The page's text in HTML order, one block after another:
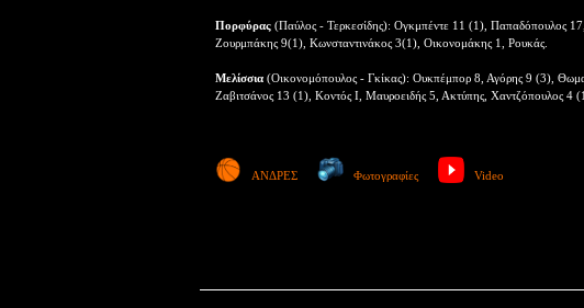
Πορφύρας (Παύλος - Τερκεσίδης): Ογκμπέντε 11 (1), Παπαδόπουλος
Ζουρμπάκης 9(1), Κωνσταντινάκος 3(1), Οικονομάκης 1, Ρουκάς.
Μελίσσια (Οικονομόπουλος - Γκίκας): Ουκπέμπορ 8, Αγόρης 9 (3),
Ζαβιτσάνος 13 (1), Κοντός Ι, Μαυροειδής 5, Ακτύπης, Χαντζόπουλος 4
ΑΝΔΡΕΣ Φωτογραφίες Video